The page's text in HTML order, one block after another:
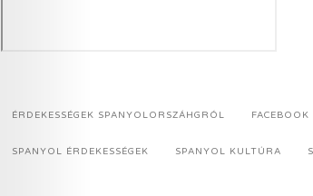
ÉRDEKESSÉGEK SPANYOLORSZÁHGRÓL FACEBOOK
SPANYOL ÉRDEKESSÉGEK SPANYOL KULTÚRA